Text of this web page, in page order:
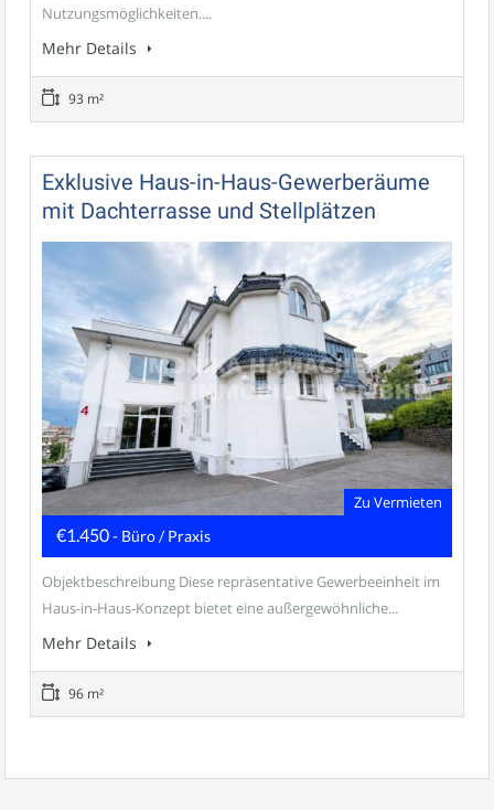
Nutzungsmöglichkeiten....
Mehr Details
93 m²
Exklusive Haus-in-Haus-Gewerberäume
mit Dachterrasse und Stellplätzen
Zu Vermieten
€1.450- Büro / Praxis
Objektbeschreibung Diese repräsentative Gewerbeeinheit im
Haus-in-Haus-Konzept bietet eine außergewöhnliche...
Mehr Details
96 m²